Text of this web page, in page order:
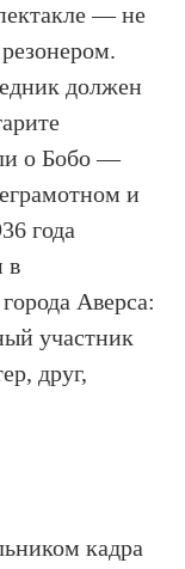
— не
должен
о Бобо —
и
года
в
Аверса:
участник
друг,
кадра